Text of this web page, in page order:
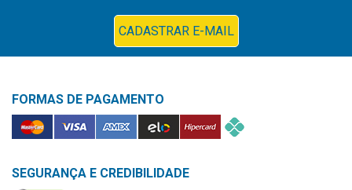
e
Monitores
Socorros
CADASTRAR E-MAIL
FORMAS DE PAGAMENTO
SEGURANÇA E CREDIBILIDADE